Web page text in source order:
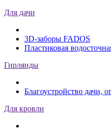
Для дачи
3D-заборы FADOS
Пластиковая
Гирлянды
Благоустройство дачи,
Для кровли